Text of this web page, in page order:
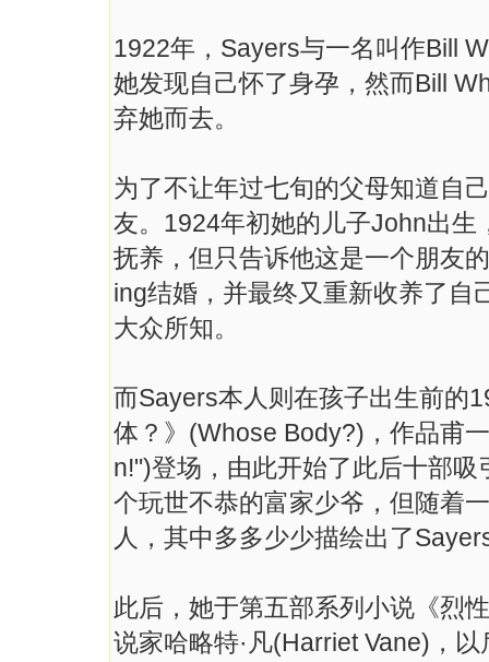
1922年，Sayers与一名叫作Bill
她发现自己怀了身孕，然而Bill
弃她而去。
为了不让年过七旬的父母知道自
友。1924年初她的儿子John出
抚养，但只告诉他这是一个朋友
ing结婚，并最终又重新收养了自
大众所知。
而Sayers本人则在孩子出生前的
体？》(Whose Body?)，作品甫
n!")登场，由此开始了此后十部
个玩世不恭的富家少爷，但随着
人，其中多多少少描绘出了
此后，她于第五部系列小说《烈
说家哈略特·凡(Harriet Vane)，